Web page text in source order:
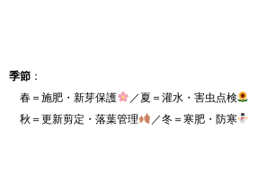
季節 ：
春＝施肥・新芽保護
／夏＝灌水・害虫点検
秋＝更新剪定・落葉管理
／冬＝寒肥・防寒